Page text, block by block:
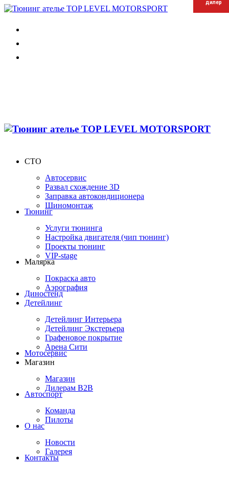
СТО
Автосервис
Развал схождение 3D
Заправка автокондиционера
Шиномонтаж
Тюнинг
Услуги тюнинга
Настройка двигателя (чип тюнинг)
Проекты тюнинг
VIP-stage
Малярка
Покраска авто
Аэрография
Диностенд
Детейлинг
Детейлинг Интерьера
Детейлинг Экстерьера
Графеновое покрытие
Арена Сити
Мотосервис
Магазин
Магазин
Дилерам B2B
Автоспорт
Команда
Пилоты
О нас
Новости
Галерея
Контакты
дилер
дилер
дилер